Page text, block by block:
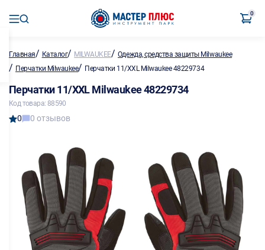
0
Главная/ Каталог/ MILWAUKEE/ Одежда, средства защиты Milwaukee
/ Перчатки Milwaukee/ Перчатки 11/XXL Milwaukee 48229734
Перчатки 11/XXL Milwaukee 48229734
Код товара: 88590
0 0 отзывов